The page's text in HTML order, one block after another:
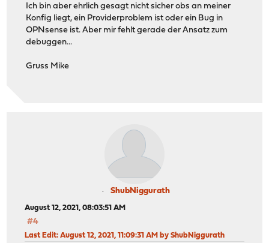
Ich bin aber ehrlich gesagt nicht sicher obs an meiner
Konfig liegt, ein Providerproblem ist oder ein Bug in
OPNsense ist. Aber mir fehlt gerade der Ansatz zum
debuggen...
Gruss Mike
ShubNiggurath
August 12, 2021, 08:03:51 AM
#4
Last Edit: August 12, 2021, 11:09:31 AM by ShubNiggurath